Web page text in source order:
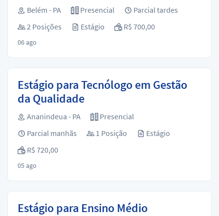
Belém - PA Presencial
Parcial tardes
2 Posições
Estágio R$ 700,00
06 ago
Estágio para Tecnólogo em Gestão
da Qualidade
Ananindeua - PA
Presencial
Parcial manhãs
1 Posição
Estágio
R$ 720,00
05 ago
Estágio para Ensino Médio